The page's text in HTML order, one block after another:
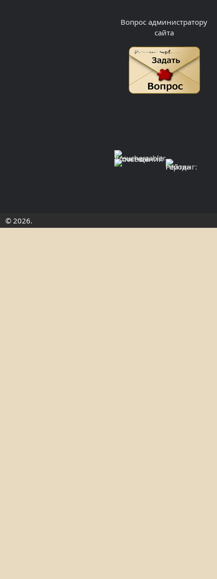
Вопрос администратору
сайта
© 2026.